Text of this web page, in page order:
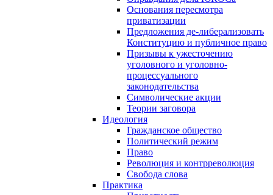
Основания пересмотра
приватизации
Предложения де-либерализовать
Конституцию и публичное право
Призывы к ужесточению
уголовного и уголовно-
процессуального
законодательства
Символические акции
Теории заговора
Идеология
Гражданское общество
Политический режим
Право
Революция и контрреволюция
Свобода слова
Практика